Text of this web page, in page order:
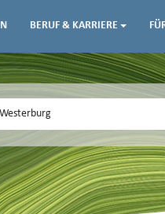
BERUF & KARRIERE